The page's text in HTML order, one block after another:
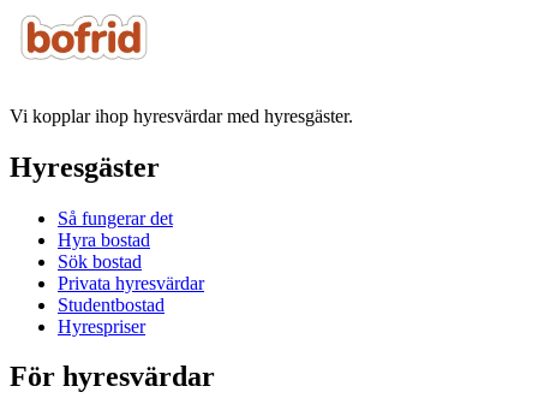
Vi kopplar ihop hyresvärdar med hyresgäster.
Hyresgäster
Så fungerar det
Hyra bostad
Sök bostad
Privata hyresvärdar
Studentbostad
Hyrespriser
För hyresvärdar